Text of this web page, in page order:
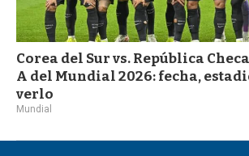
Corea del Sur vs. República
A del Mundial 2026: fecha,
verlo
Mundial